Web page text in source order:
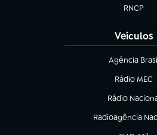
RNCP
(abre em
Veículos
Agência
(abre em
Rádio MEC
(abre em
Rádio
Radioagência
(abre em nova